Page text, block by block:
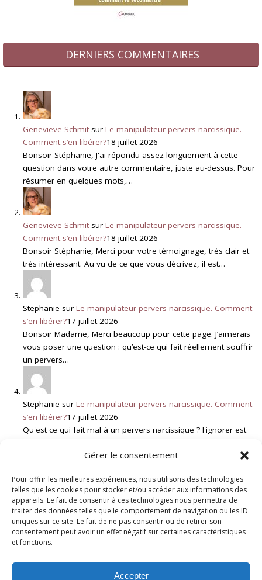
Gérer le consentement
Pour offrir les meilleures expériences, nous utilisons des technologies
telles que les cookies pour stocker et/ou accéder aux informations des
appareils. Le fait de consentir à ces technologies nous permettra de
traiter des données telles que le comportement de navigation ou les ID
uniques sur ce site. Le fait de ne pas consentir ou de retirer son
consentement peut avoir un effet négatif sur certaines caractéristiques
et fonctions.
Accepter
DERNIERS COMMENTAIRES
Genevieve Schmitsur Le manipulateur pervers narcissique.
Comment s’en libérer?18 juillet 2026
Bonsoir Stéphanie, J'ai répondu assez longuement à cette
question dans votre autre commentaire, juste au-dessus. Pour
résumer en quelques mots,…
Genevieve Schmitsur Le manipulateur pervers narcissique.
Comment s’en libérer?18 juillet 2026
Bonsoir Stéphanie, Merci pour votre témoignage, très clair et
très intéressant. Au vu de ce que vous décrivez, il est…
Stephanie sur Le manipulateur pervers narcissique. Comment
s’en libérer?17 juillet 2026
Bonsoir Madame, Merci beaucoup pour cette page. J’aimerais
vous poser une question : qu’est-ce qui fait réellement souffrir
un pervers…
Stephanie sur Le manipulateur pervers narcissique. Comment
s’en libérer?17 juillet 2026
Qu'est ce qui fait mal à un pervers narcissique ? l'ignorer est
Genevieve SchmitsurDeuil Blanc : Rupture et Résilience6 juillet
2026
Bonjour, Votre message fait écho à une situation que je
rencontre malheureusement assez souvent. Lorsqu'un enfant
adulte rompt brutalement le…